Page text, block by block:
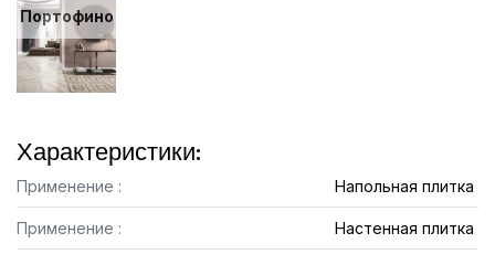
Портофино
Характеристики:
Применение : Напольная плитка
Применение : Настенная плитка